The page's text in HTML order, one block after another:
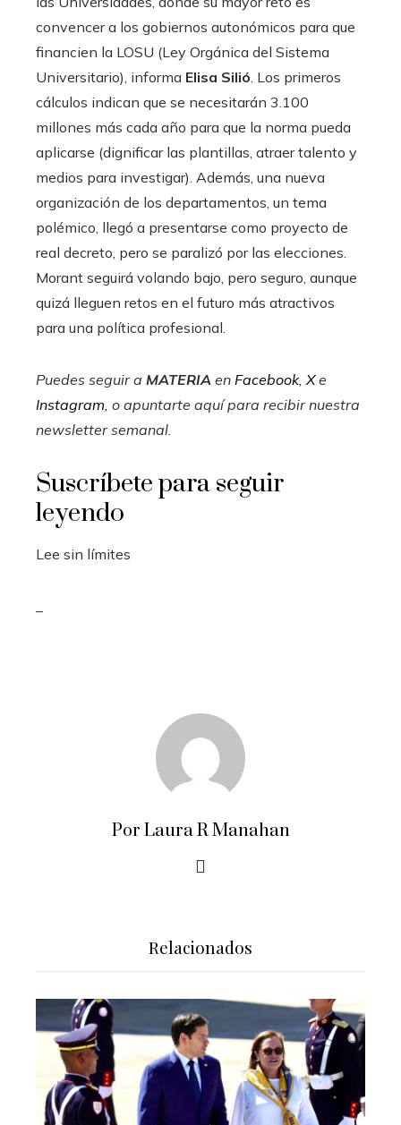
convencer a los gobiernos autonómicos para que
financien la LOSU (Ley Orgánica del Sistema
Universitario), informa Elisa Silió. Los primeros
cálculos indican que se necesitarán 3.100
millones más cada año para que la norma pueda
aplicarse (dignificar las plantillas, atraer talento y
medios para investigar). Además, una nueva
organización de los departamentos, un tema
polémico, llegó a presentarse como proyecto de
real decreto, pero se paralizó por las elecciones.
Morant seguirá volando bajo, pero seguro, aunque
quizá lleguen retos en el futuro más atractivos
para una política profesional.
Puedes seguir a MATERIA en Facebook,Xe
Instagram, o apuntarte aquí para recibirnuestra
newsletter semanal.
Suscríbete para seguir
leyendo
Lee sin límites
Por Laura R Manahan
Relacionados